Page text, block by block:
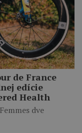
de France
edície
Health
dve